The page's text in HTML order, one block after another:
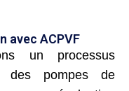
avec ACPVF
un processus
des pompes de